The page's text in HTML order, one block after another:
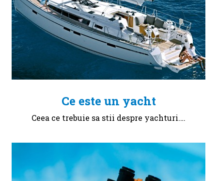
Ce este un yacht
Ceea ce trebuie sa stii despre yachturi.…